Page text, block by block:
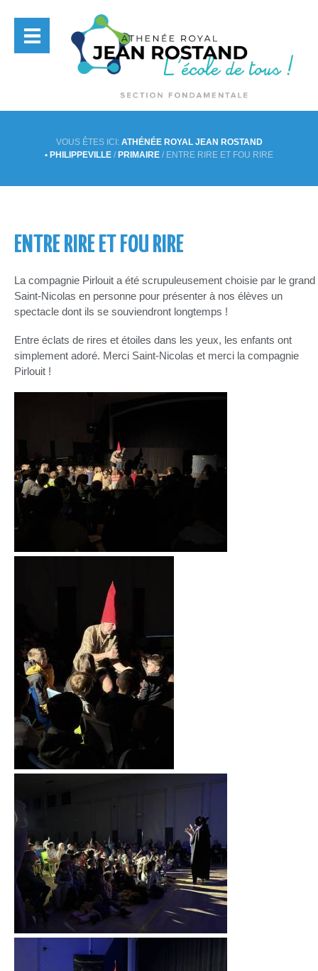
VOUS ÊTES ICI: ATHÉNÉE ROYAL JEAN ROSTAND
• PHILIPPEVILLE / PRIMAIRE / ENTRE RIRE ET FOU RIRE
ENTRE RIRE ET FOU RIRE
La compagnie Pirlouit a été scrupuleusement choisie par le grand
Saint-Nicolas en personne pour présenter à nos élèves un
spectacle dont ils se souviendront longtemps !
Entre éclats de rires et étoiles dans les yeux, les enfants ont
simplement adoré. Merci Saint-Nicolas et merci la compagnie
Pirlouit !